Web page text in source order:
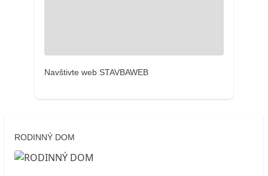
Navštivte web STAVBAWEB
RODINNÝ DOM